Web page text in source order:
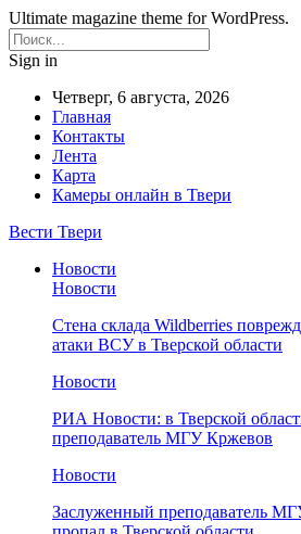
Ultimate magazine theme for WordPress.
Sign in
Четверг, 6 августа, 2026
Главная
Контакты
Лента
Карта
Камеры онлайн в Твери
Вести Твери
Новости
Новости
Стена склада Wildberries
атаки ВСУ в Тверской области
Новости
РИА Новости: в Тверской
преподаватель МГУ Кржевов
Новости
Заслуженный преподаватель